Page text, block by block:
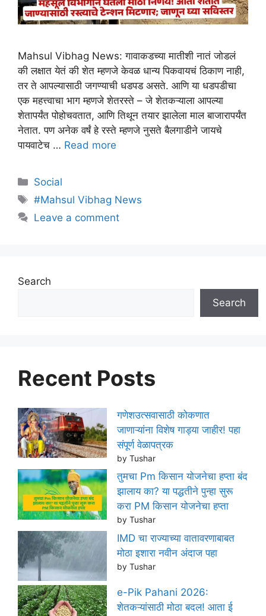
Mahsul Vibhag News: गावाकडच्या मातीशी नातं जोडलं
की लक्षात येतं की शेत म्हणजे केवळ धान्य पिकवायचं ठिकाण नाही,
तर ते आपल्यासाठी जगण्याची धडपड असते. आणि या धडपडीचा
एक महत्त्वाचा भाग म्हणजे शेतरस्ते – जे शेतकऱ्याला आपल्या
शेतापर्यंत पोहोचवतात, आणि तिथून तयार झालेला माल बाजारापर्यंत
नेतात. पण अनेक वर्षं हे रस्ते म्हणजे नुसते बैलगाडीने जायचे
पायवाटेच … Read more
Categories
Social
Tags
#Mahsul Vibhag News
Leave a comment
Search
Search
Recent Posts
गणेशउत्सवासाठी कोकणात
जाणाऱ्यांना विशेष गाड्या जाहीर! पहा
संपूर्ण वेळापत्रक
by Tushar
तुमचा Pm किसान योजनेचा हप्ता बंद
झालाय का? या पद्धतीने पुन्हा सुरू
करा PM किसान योजनेचा हप्ता
by Tushar
IMD चा राज्याच्या वातावरणाबाबत
मोठा इशारा नवीन अंदाज पहा
by Tushar
e-Pik Pahani 2026:
शेतकऱ्यांसाठी मोठा बदल! आता ई